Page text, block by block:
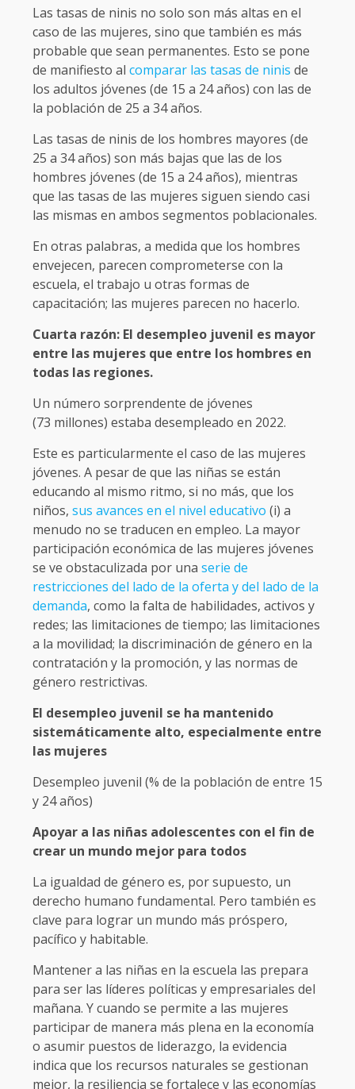
Las tasas de ninis no solo son más altas en el
caso de las mujeres, sino que también es más
probable que sean permanentes. Esto se pone
de manifiesto al comparar las tasas de ninis de
los adultos jóvenes (de 15 a 24 años) con las de
la población de 25 a 34 años.
Las tasas de ninis de los hombres mayores (de
25 a 34 años) son más bajas que las de los
hombres jóvenes (de 15 a 24 años), mientras
que las tasas de las mujeres siguen siendo casi
las mismas en ambos segmentos poblacionales.
En otras palabras, a medida que los hombres
envejecen, parecen comprometerse con la
escuela, el trabajo u otras formas de
capacitación; las mujeres parecen no hacerlo.
Cuarta razón: El desempleo juvenil es mayor
entre las mujeres que entre los hombres en
todas las regiones.
Un número sorprendente de jóvenes
(73 millones) estaba desempleado en 2022.
Este es particularmente el caso de las mujeres
jóvenes. A pesar de que las niñas se están
educando al mismo ritmo, si no más, que los
niños, sus avances en el nivel educativo (i) a
menudo no se traducen en empleo. La mayor
participación económica de las mujeres jóvenes
se ve obstaculizada por una serie de
restricciones del lado de la oferta y del lado de la
demanda, como la falta de habilidades, activos y
redes; las limitaciones de tiempo; las limitaciones
a la movilidad; la discriminación de género en la
contratación y la promoción, y las normas de
género restrictivas.
El desempleo juvenil se ha mantenido
sistemáticamente alto, especialmente entre
las mujeres
Desempleo juvenil (% de la población de entre 15
y 24 años)
Apoyar a las niñas adolescentes con el fin de
crear un mundo mejor para todos
La igualdad de género es, por supuesto, un
derecho humano fundamental. Pero también es
clave para lograr un mundo más próspero,
pacífico y habitable.
Mantener a las niñas en la escuela las prepara
para ser las líderes políticas y empresariales del
mañana. Y cuando se permite a las mujeres
participar de manera más plena en la economía
o asumir puestos de liderazgo, la evidencia
indica que los recursos naturales se gestionan
mejor, la resiliencia se fortalece y las economías